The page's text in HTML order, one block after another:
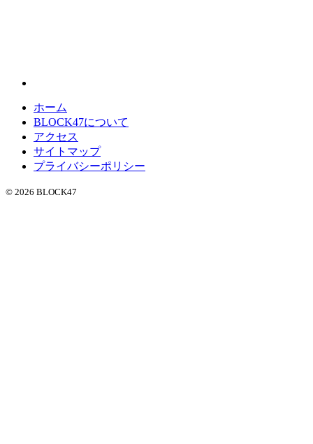
ホーム
BLOCK47について
アクセス
サイトマップ
プライバシーポリシー
© 2026 BLOCK47